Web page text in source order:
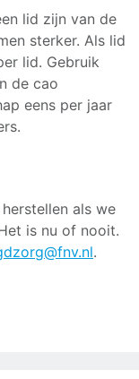
lid zijn van de
sterker. Als lid
lid. Gebruik
de cao
eens per jaar
als we
is nu of nooit.
.